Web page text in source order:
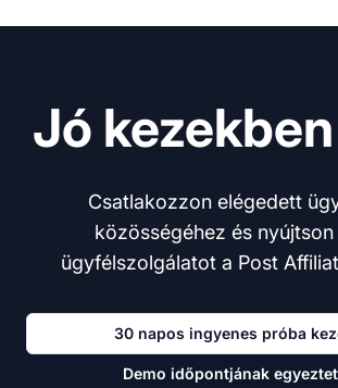
Jó
Csatlakozzon elégedett
közösségéhez és
ügyfélszolgálatot a Post
30 napos ingyenes próba
Demo időpontjának